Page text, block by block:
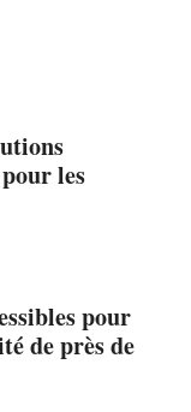
les
pour
de près de